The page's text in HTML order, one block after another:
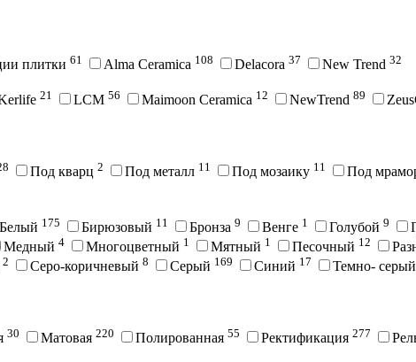
плитки 61 Alma Ceramica 108 Delacora 37 New Trend 32
21 LCM 56 Maimoon Ceramica 12 NewTrend 89
Под кварц 2 Под металл 11 Под мозаику 11 Под
Белый 175 Бирюзовый 11 Бронза 9 Венге 1 Голубой 9
Медный 4 Многоцветный 1 Мятный 1 Песочный 12
2 Серо-коричневый 8 Серый 169 Синий 17 Темно- серый
30 Матовая 220 Полированная 55 Ректификация 277